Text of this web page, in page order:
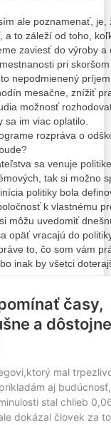
ale poznamenať, je,
to záleží od toho,
zaviesť do výroby
pri
nepodmienený
mesačne, znížiť
možnosť
sa im viac oplatilo.
rozpráva o
sa venuje
tak si možno
politiky bola
k vlastnému
môžu uvedomiť
opäť vracajú do
to, čo som vám
inak by všetci